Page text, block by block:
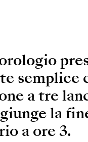
semplice
a tre
la
a ore 3.